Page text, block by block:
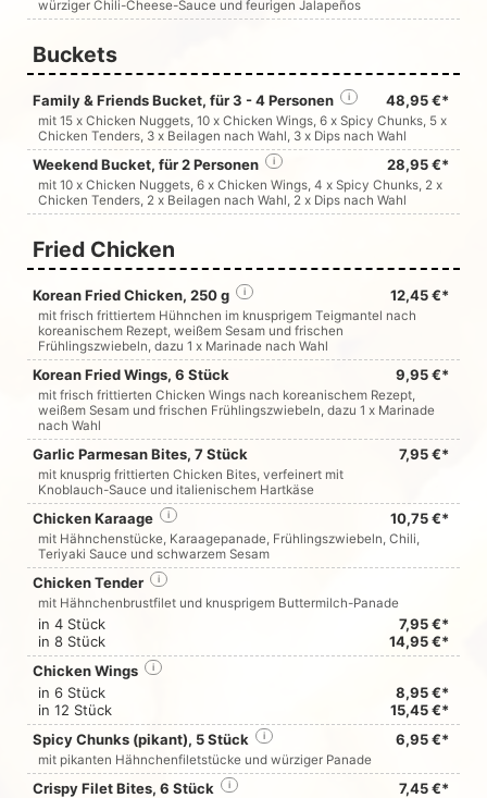
würziger Chili-Cheese-Sauce und feurigen Jalapeños
Buckets
Family & Friends Bucket, für 3 - 4 Personen 48,95 €*
i
mit 15 x Chicken Nuggets, 10 x Chicken Wings, 6 x Spicy Chunks, 5 x
Chicken Tenders, 3 x Beilagen nach Wahl, 3 x Dips nach Wahl
Weekend Bucket, für 2 Personen 28,95 €*
i
mit 10 x Chicken Nuggets, 6 x Chicken Wings, 4 x Spicy Chunks, 2 x
Chicken Tenders, 2 x Beilagen nach Wahl, 2 x Dips nach Wahl
Fried Chicken
Korean Fried Chicken, 250 g 12,45 €*
i
mit frisch frittiertem Hühnchen im knusprigem Teigmantel nach
koreanischem Rezept, weißem Sesam und frischen
Frühlingszwiebeln, dazu 1 x Marinade nach Wahl
Korean Fried Wings, 6 Stück 9,95 €*
mit frisch frittierten Chicken Wings nach koreanischem Rezept,
weißem Sesam und frischen Frühlingszwiebeln, dazu 1 x Marinade
nach Wahl
Garlic Parmesan Bites, 7 Stück 7,95 €*
mit knusprig frittierten Chicken Bites, verfeinert mit
Knoblauch-Sauce und italienischem Hartkäse
Chicken Karaage 10,75 €*
i
mit Hähnchenstücke, Karaagepanade, Frühlingszwiebeln, Chili,
Teriyaki Sauce und schwarzem Sesam
Chicken Tender i
mit Hähnchenbrustfilet und knusprigem Buttermilch-Panade
in 4 Stück
7,95 €*
in 8 Stück
14,95 €*
Chicken Wings
i
in 6 Stück
8,95 €*
in 12 Stück
15,45 €*
Spicy Chunks (pikant), 5 Stück
6,95 €*
i
mit pikanten Hähnchenfiletstücke und würziger Panade
Crispy Filet Bites, 6 Stück 7,45 €*
i